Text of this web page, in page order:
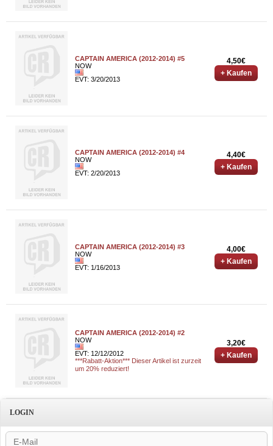
CAPTAIN AMERICA (2012-2014) #5
NOW
EVT: 3/20/2013
4,50€
+ Kaufen
CAPTAIN AMERICA (2012-2014) #4
NOW
EVT: 2/20/2013
4,40€
+ Kaufen
CAPTAIN AMERICA (2012-2014) #3
NOW
EVT: 1/16/2013
4,00€
+ Kaufen
CAPTAIN AMERICA (2012-2014) #2
NOW
EVT: 12/12/2012
***Rabatt-Aktion*** Dieser Artikel ist zurzeit
um 20% reduziert!
3,20€
+ Kaufen
LOGIN